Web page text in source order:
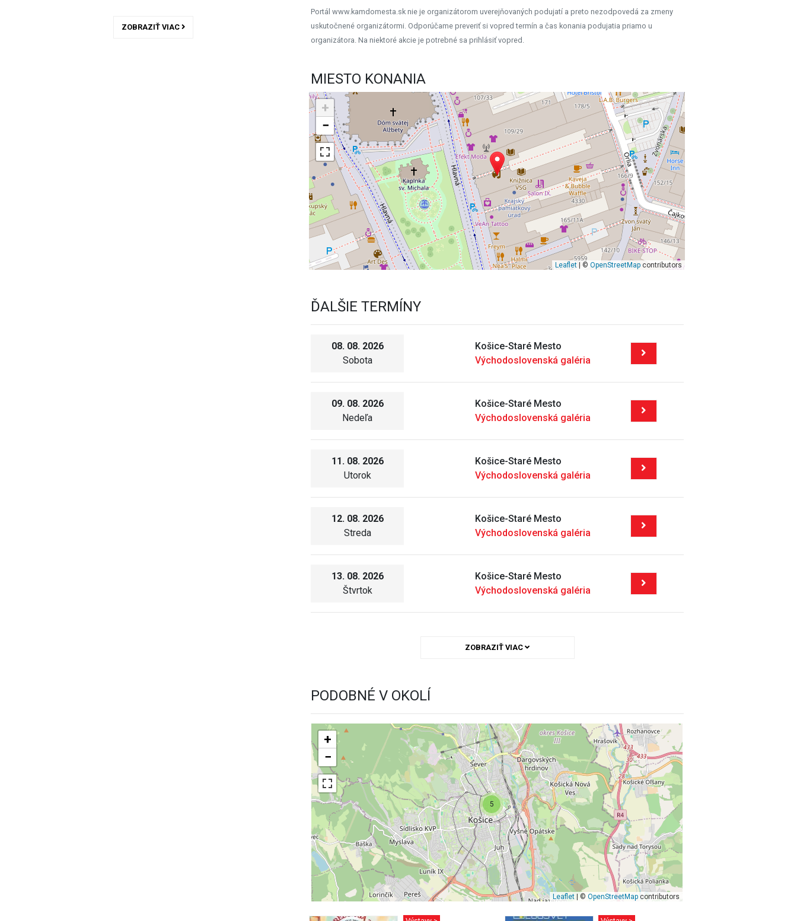
ZOBRAZIŤ VIAC
Portál www.kamdomesta.sk nie je organizátorom uverejňovaných podujatí a preto nezodpovedá za zmeny
uskutočnené organizátormi. Odporúčame preveriť si vopred termín a čas konania podujatia priamo u
organizátora. Na niektoré akcie je potrebné sa prihlásiť vopred.
MIESTO KONANIA
+
−
Leaflet| © OpenStreetMapcontributors
ĎALŠIE TERMÍNY
08. 08. 2026
Sobota
Košice-Staré Mesto
Východoslovenská galéria
09. 08. 2026
Nedeľa
Košice-Staré Mesto
Východoslovenská galéria
11. 08. 2026
Utorok
Košice-Staré Mesto
Východoslovenská galéria
12. 08. 2026
Streda
Košice-Staré Mesto
Východoslovenská galéria
13. 08. 2026
Štvrtok
Košice-Staré Mesto
Východoslovenská galéria
ZOBRAZIŤ VIAC
PODOBNÉ V OKOLÍ
5
+
−
Leaflet | ©OpenStreetMap contributors